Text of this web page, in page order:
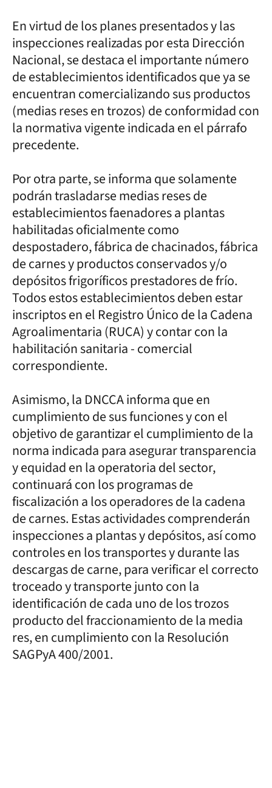
En virtud de los planes presentados y las
inspecciones realizadas por esta Dirección
Nacional, se destaca el importante número
de establecimientos identificados que ya se
encuentran comercializando sus productos
(medias reses en trozos) de conformidad con
la normativa vigente indicada en el párrafo
precedente.
Por otra parte, se informa que solamente
podrán trasladarse medias reses de
establecimientos faenadores a plantas
habilitadas oficialmente como
despostadero, fábrica de chacinados, fábrica
de carnes y productos conservados y/o
depósitos frigoríficos prestadores de frío.
Todos estos establecimientos deben estar
inscriptos en el Registro Único de la Cadena
Agroalimentaria (RUCA) y contar con la
habilitación sanitaria - comercial
correspondiente.
Asimismo, la DNCCA informa que en
cumplimiento de sus funciones y con el
objetivo de garantizar el cumplimiento de la
norma indicada para asegurar transparencia
y equidad en la operatoria del sector,
continuará con los programas de
fiscalización a los operadores de la cadena
de carnes. Estas actividades comprenderán
inspecciones a plantas y depósitos, así como
controles en los transportes y durante las
descargas de carne, para verificar el correcto
troceado y transporte junto con la
identificación de cada uno de los trozos
producto del fraccionamiento de la media
res, en cumplimiento con la Resolución
SAGPyA 400/2001.